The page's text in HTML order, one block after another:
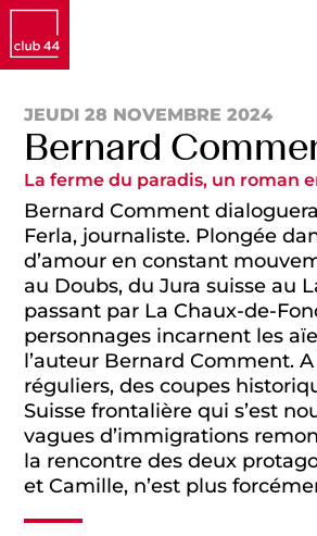
JEUDI 28 NOVEMBRE 2024
Bernard
La ferme du paradis, un roman
Bernard Comment
Ferla, journaliste. Plongée
d’amour en constant
au Doubs, du Jura suisse au
passant par La Chaux-de-
personnages incarnent les
l’auteur Bernard Comment.
réguliers, des coupes
Suisse frontalière qui s’est
vagues d’immigrations
la rencontre des deux
et Camille, n’est plus